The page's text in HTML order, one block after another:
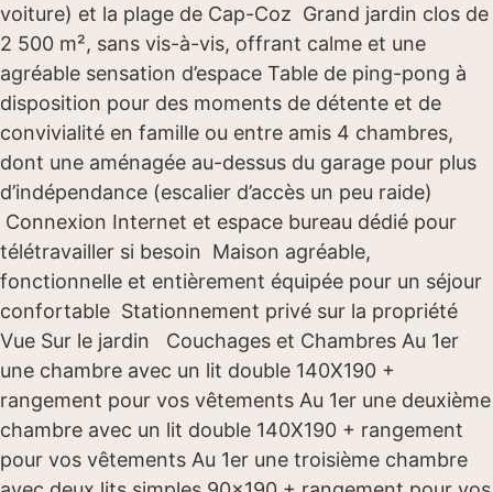
voiture) et la plage de Cap-Coz Grand jardin clos de
2 500 m², sans vis-à-vis, offrant calme et une
agréable sensation d’espace Table de ping-pong à
disposition pour des moments de détente et de
convivialité en famille ou entre amis 4 chambres,
dont une aménagée au-dessus du garage pour plus
d’indépendance (escalier d’accès un peu raide)
Connexion Internet et espace bureau dédié pour
télétravailler si besoin Maison agréable,
fonctionnelle et entièrement équipée pour un séjour
confortable Stationnement privé sur la propriété
Vue Sur le jardin Couchages et Chambres Au 1er
une chambre avec un lit double 140X190 +
rangement pour vos vêtements Au 1er une deuxième
chambre avec un lit double 140X190 + rangement
pour vos vêtements Au 1er une troisième chambre